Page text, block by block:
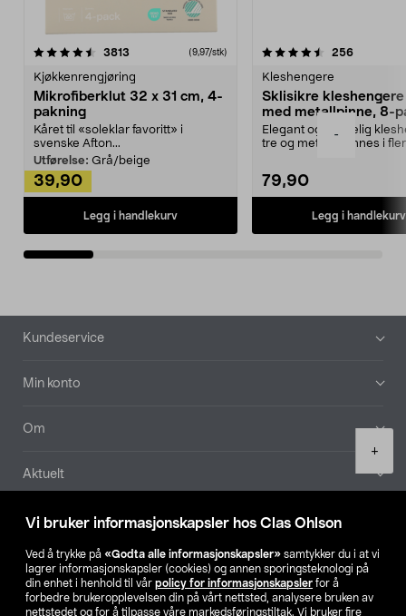
Vi bruker informasjonskapsler hos Clas Ohlson
Ved å trykke på «Godta alle informasjonskapsler» samtykker du i at vi
lagrer informasjonskapsler (cookies) og annen sporingsteknologi på
din enhet i henhold til vår policy for informasjonskapsler for å
forbedre brukeropplevelsen din på vårt nettsted, analysere bruken av
nettstedet og for å tilpasse våre markedsføringstiltak. Vi bruker fire
-
+
3813 anmeldelser(9,97/stk)
Kjøkkenrengjøring
Mikrofiberklut 32 x 31 cm, 4-
pakning
Kåret til «soleklar favoritt» i
svenske Afton...
Utførelse: Grå/beige
39,90
Legg i handlekurv
4.5av 5 stjerner 256
Kleshengere
Sklisikre
med metallpinne, 8-
Elegant og skikkelig
tre og metall – finnes i
79,90
Legg i handlekurv
4.5av 5 stjerner
Bunntekst
Kundeservice
Min konto
Om
Aktuelt
Våre selskaper
Finn din butikk
SE NO FI